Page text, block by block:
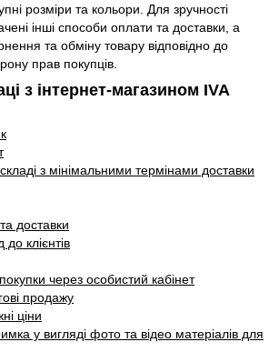
розміри та кольори. Для зручності
інші способи оплати та доставки, а
та обміну товару відповідно до
прав покупців.
з інтернет-магазином IVA
з мінімальними термінами доставки
доставки
до клієнтів
через особистий кабінет
продажу
ціни
у вигляді фото та відео матеріалів для